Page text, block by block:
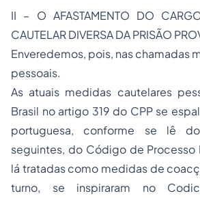
II – O AFASTAMENTO DO
CAUTELAR DIVERSA DA PRISÃO
Enveredemos, pois, nas chamadas
pessoais.
As atuais medidas cautelares
Brasil no artigo 319 do CPP se
portuguesa, conforme se lê
seguintes, do Código de Processo
lá tratadas como medidas de
turno, se inspiraram no